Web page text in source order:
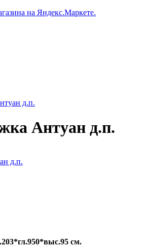
д.п.
Антуан д.п.
см.